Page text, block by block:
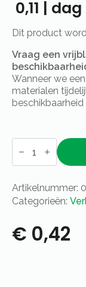
0,11 | dag
Dit product
Vraag een
Wanneer we
materialen
Bord
Bodi
cm
aantal
Artikelnummer:
Categorieën:
€ 0,42